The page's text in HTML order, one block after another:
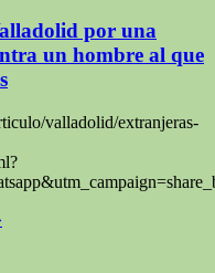
por una
un hombre al que
valladolid/extranjeras-